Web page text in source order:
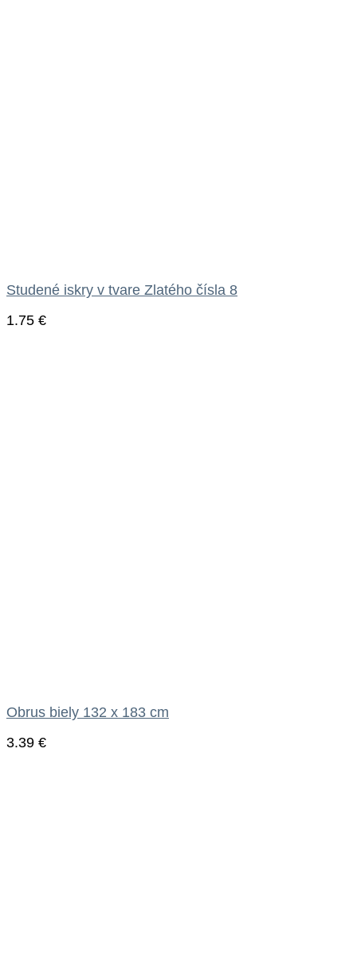
Studené iskry v tvare Zlatého čísla 8
1.75 €
Obrus biely 132 x 183 cm
3.39 €